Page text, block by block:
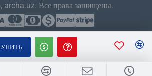
Все права защищены.